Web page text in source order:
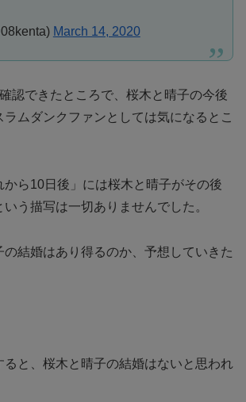
March 14, 2020
認できたところで、桜木と晴子の今後
ラムダンクファンとしては気になるとこ
から10日後」には桜木と晴子がその後
う描写は一切ありませんでした。
の結婚はあり得るのか、予想していきた
ると、桜木と晴子の結婚はないと思われ